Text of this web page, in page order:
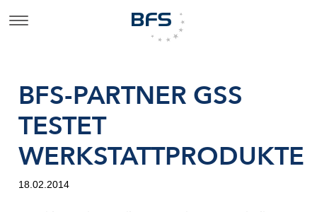
BFS-PARTNER GSS
TESTET
WERKSTATTPRODUKTE
18.02.2014